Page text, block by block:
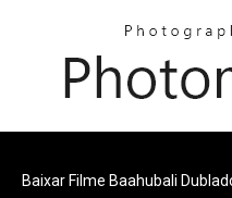
Baixar Filme Baahubali